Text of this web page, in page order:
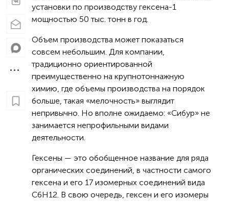
установки по производству гексена-1
мощностью 50 тыс. тонн в год.
Объем производства может показаться
совсем небольшим. Для компании,
традиционно ориентированной
преимущественно на крупнотоннажную
химию, где объемы производства на порядок
больше, такая «мелочность» выглядит
непривычно. Но вполне ожидаемо: «Сибур» не
занимается непрофильными видами
деятельности.
Гексены — это обобщенное название для ряда
органических соединений, в частности самого
гексена и его 17 изомерных соединений вида
С6Н12. В свою очередь, гексен и его изомеры